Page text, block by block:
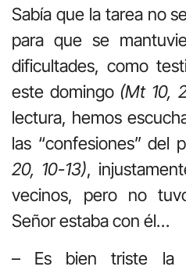
Sabía que la tarea no
para que se
dificultades, como
este domingo (Mt 10,
lectura, hemos
las “confesiones” del
20, 10-13),
vecinos, pero no
Señor estaba con él…
– Es bien triste la